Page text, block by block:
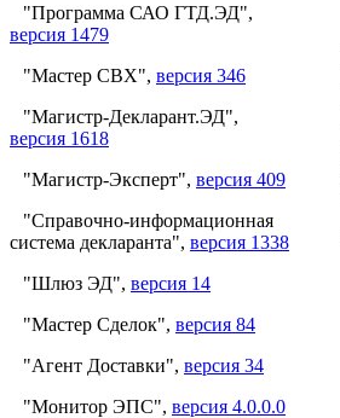
"Программа САО ГТД.ЭД",
версия 1479
"Мастер СВХ", версия 346
"Магистр-Декларант.ЭД",
версия 1618
"Магистр-Эксперт", версия 409
"Справочно-информационная
система декларанта", версия 1338
"Шлюз ЭД", версия 14
"Мастер Сделок", версия 84
"Агент Доставки", версия 34
"Монитор ЭПС", версия 4.0.0.0